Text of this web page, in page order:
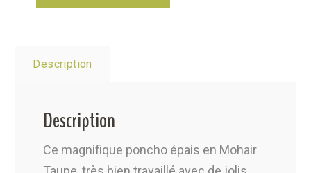
Description
Description
Ce magnifique poncho épais en Mohair